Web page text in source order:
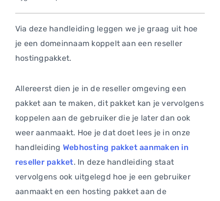
Via deze handleiding leggen we je graag uit hoe
je een domeinnaam koppelt aan een reseller
hostingpakket.
Allereerst dien je in de reseller omgeving een
pakket aan te maken, dit pakket kan je vervolgens
koppelen aan de gebruiker die je later dan ook
weer aanmaakt. Hoe je dat doet lees je in onze
handleiding Webhosting pakket aanmaken in
reseller pakket. In deze handleiding staat
vervolgens ook uitgelegd hoe je een gebruiker
aanmaakt en een hosting pakket aan de